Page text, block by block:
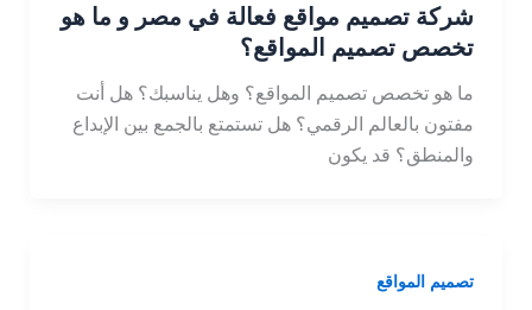
شركة تصميم مواقع فعالة في مصر و ما هو
تخصص تصميم المواقع؟
ما هو تخصص تصميم المواقع؟ وهل يناسبك؟ هل أنت
مفتون بالعالم الرقمي؟ هل تستمتع بالجمع بين الإبداع
والمنطق؟ قد يكون
تصميم المواقع